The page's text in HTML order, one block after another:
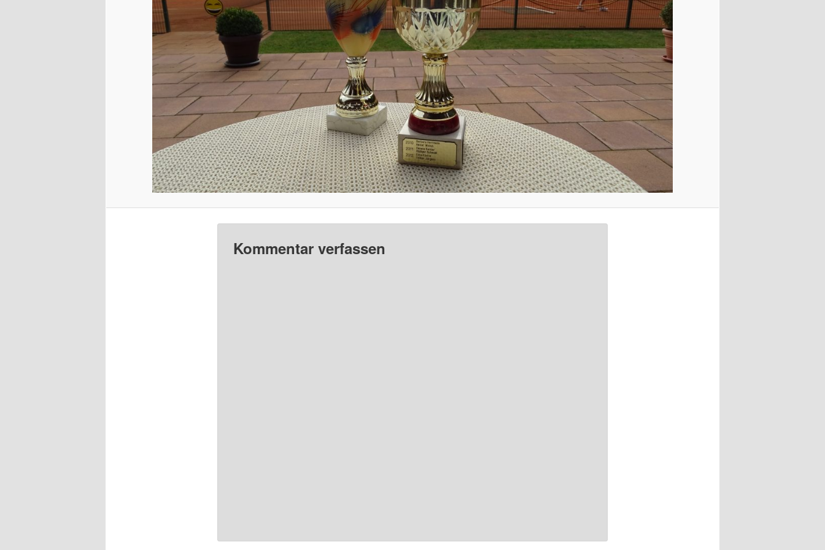
Kommentar verfassen